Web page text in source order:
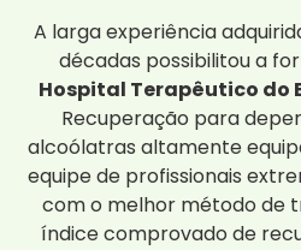
A larga experiência
décadas possibilitou a
Hospital Terapêutico do
Recuperação para
alcoólatras altamente
equipe de profissionais
com o melhor método de
índice comprovado de